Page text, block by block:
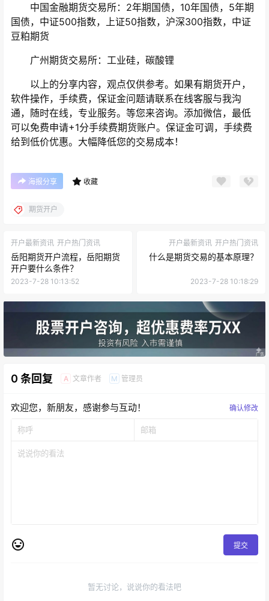
中国金融期货交易所：2年期国债，10年国债，5年期
国债，中证500指数，上证50指数，沪深300指数，中证
豆粕期货
广州期货交易所：工业硅，碳酸锂
以上的分享内容，观点仅供参考。如果有期货开户，
软件操作，手续费，保证金问题请联系在线客服与我沟
通，随时在线，专业服务。等您来咨询。添加微信，最低
可以免费申请+1分手续费期货账户。保证金可调，手续费
给到低价优惠。大幅降低您的交易成本！
海报分享 收藏
期货开户
开户最新资讯 开户热门资讯
岳阳期货开户流程，岳阳期货
开户要什么条件？
2023-7-28 10:13:52
开户最新资讯 开户热门资讯
什么是期货交易的基本原理？
2023-7-28 10:18:29
0 条回复 A 文章作者 M 管理员
欢迎您，新朋友，感谢参与互动！ 确认修改
提交
暂无讨论，说说你的看法吧